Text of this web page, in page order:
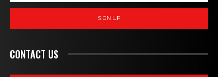
SIGN UP
CONTACT US